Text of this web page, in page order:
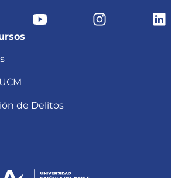
de Delitos